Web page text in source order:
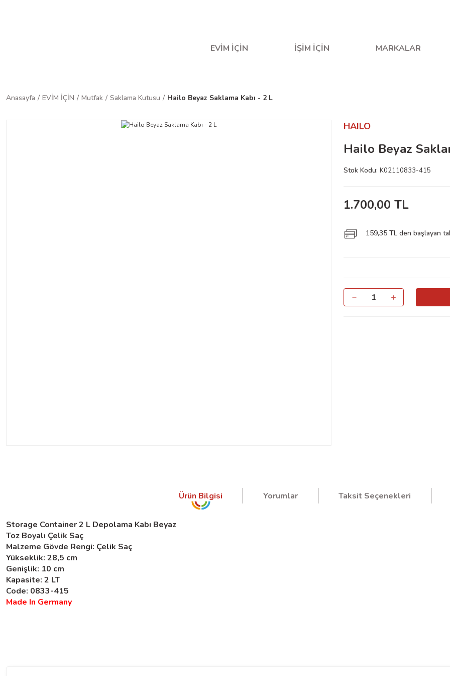
EVİM İÇİN İŞİM İÇİN MARKALAR
Anasayfa EVİM İÇİN Mutfak Saklama Kutusu Hailo Beyaz Saklama Kabı - 2 L
HAILO
Hailo Beyaz
Stok Kodu K02110833-415
1.700,00 TL
159,35 TL den başlayan
Ürün Bilgisi Yorumlar Taksit Seçenekleri
Storage Container 2 L Depolama Kabı Beyaz
Toz Boyalı Çelik Saç
Malzeme Gövde Rengi: Çelik Saç
Yükseklik: 28,5 cm
Genişlik: 10 cm
Kapasite: 2 LT
Code: 0833-415​
Made In Germany